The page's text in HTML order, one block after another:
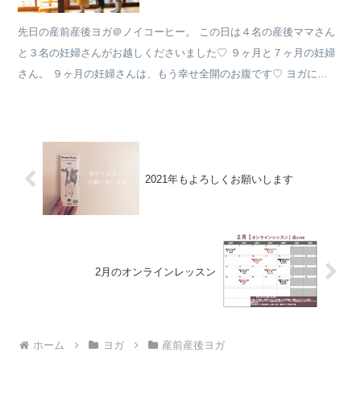
先日の産前産後ヨガ＠ノイコーヒー。 この日は４名の産後ママさん
と３名の妊婦さんがお越しくださいました♡ ９ヶ月と７ヶ月の妊婦
さん。 ９ヶ月の妊婦さんは、もう幸せ全開のお腹です♡ ヨガに来
2021年もよろしくお願いします
2月のオンラインレッスン
ホーム ヨガ 産前産後ヨガ